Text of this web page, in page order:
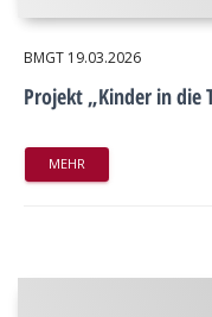
BMGT 19.03.2026
Projekt „Kinder in die
MEHR